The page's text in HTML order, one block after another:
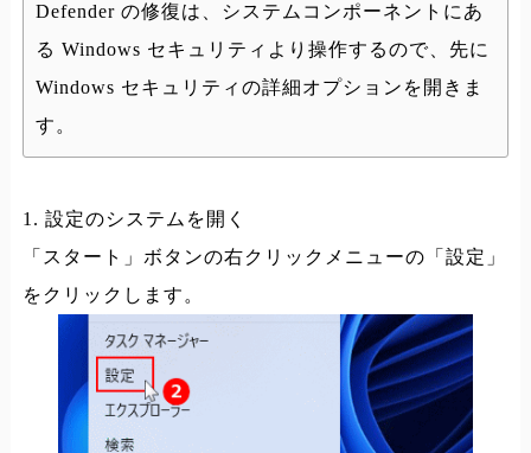
Defender の修復は、システムコンポーネントにあ
る Windows セキュリティより操作するので、先に
Windows セキュリティの詳細オプションを開きま
す。
1. 設定のシステムを開く
「スタート」ボタンの右クリックメニューの「設定」
をクリックします。